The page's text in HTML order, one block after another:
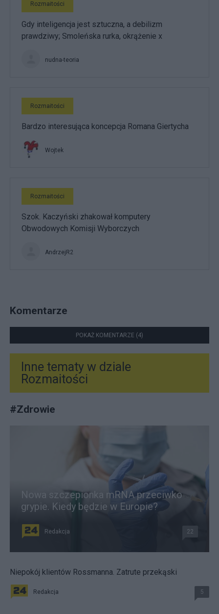
Rozmaitości
Gdy inteligencja jest sztuczna, a debilizm
prawdziwy; Smoleńska rurka, okrążenie x
nudna-teoria
Rozmaitości
Bardzo interesująca koncepcja Romana Giertycha
Wojtek
Rozmaitości
Szok. Kaczyński zhakował komputery
Obwodowych Komisji Wyborczych
AndrzejR2
Komentarze
POKAŻ KOMENTARZE (4)
Inne tematy w dziale
Rozmaitości
#Zdrowie
Nowa szczepionka mRNA przeciwko
grypie. Kiedy będzie w Europie?
Redakcja 22
Niepokój klientów Rossmanna. Zatrute przekąski
Redakcja 5